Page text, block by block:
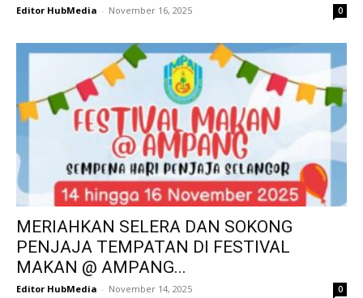
Editor HubMedia - November 16, 2025 0
MERIAHKAN SELERA DAN SOKONG
PENJAJA TEMPATAN DI FESTIVAL
MAKAN @ AMPANG...
Editor HubMedia - November 14, 2025 0